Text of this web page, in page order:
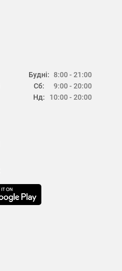
Будні:
Сб:
Нд:
8:00 - 21:00
9:00 - 20:00
10:00 - 20:00